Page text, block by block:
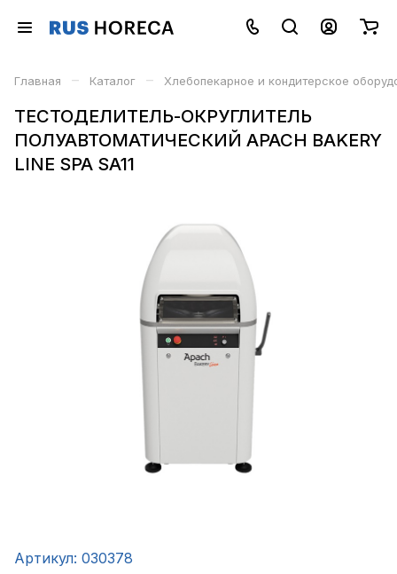
Главная – Каталог – Хлебопекарное и кондитерское
ТЕСТОДЕЛИТЕЛЬ-ОКРУГЛИТЕЛЬ
ПОЛУАВТОМАТИЧЕСКИЙ APACH BAKERY
LINE SPA SA11
Артикул: 030378